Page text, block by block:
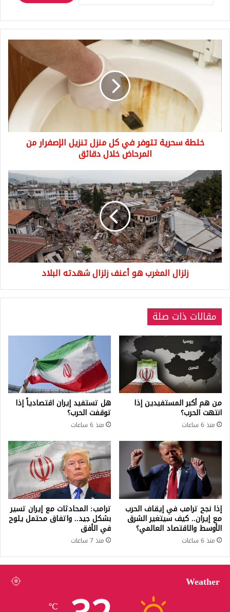
خلطة
سحرية
تتوفر
من
المرحاضخلطة سحرية تتوفر في كل منزل تنزيل الإصفرار من
المرحاض خلال دقائق
زلزال
المغرب
هو
أعنف
زلزال
شهدته
البلاد
زلزال المغرب هو أعنف زلزال شهدته البلاد
مقالات ذات صلة
من هم أكبر المستفيدين إذا
انتهت الحرب؟
منذ 6 ساعات
هل تستفيد إيران اقتصادياً إذا
توقفت الحرب؟
منذ 6 ساعات
إذا نجح ترامب في إيقاف الحرب
مع إيران.. كيف سيتغير الشرق
الأوسط والاقتصاد العالمي؟
منذ 6 ساعات
ترامب: المحادثات مع إيران تسير
بشكل جيد.. واتفاق محتمل يلوح
في الأفق
منذ 7 ساعات
Weather
℃